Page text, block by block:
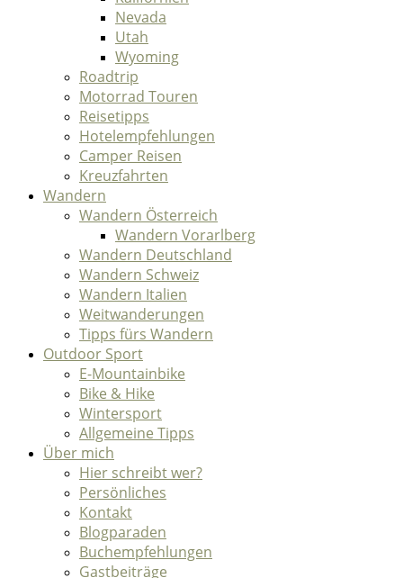
Nevada
Utah
Wyoming
Roadtrip
Motorrad Touren
Reisetipps
Hotelempfehlungen
Camper Reisen
Kreuzfahrten
Wandern
Wandern Österreich
Wandern Vorarlberg
Wandern Deutschland
Wandern Schweiz
Wandern Italien
Weitwanderungen
Tipps fürs Wandern
Outdoor Sport
E-Mountainbike
Bike & Hike
Wintersport
Allgemeine Tipps
Über mich
Hier schreibt wer?
Persönliches
Kontakt
Blogparaden
Buchempfehlungen
Gastbeiträge